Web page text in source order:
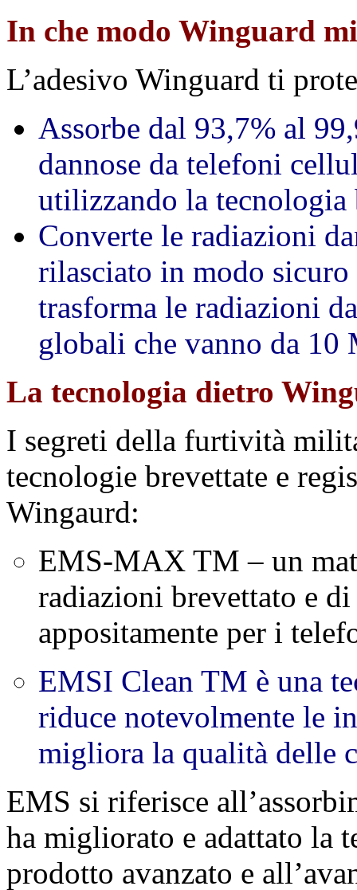
In che modo Winguard
L’adesivo Winguard ti
Assorbe dal 93,7% al
dannose da telefoni
utilizzando la
Converte le radiazioni
rilasciato in modo sicuro
trasforma le radiazioni
globali che vanno da 10
La tecnologia dietro
I segreti della furtività
tecnologie brevettate e
Wingaurd:
EMS-MAX TM – un
radiazioni brevettato e
appositamente per i
EMSI Clean TM è una
riduce notevolmente le
migliora la qualità delle
EMS si riferisce
ha migliorato e adattato la
prodotto avanzato e